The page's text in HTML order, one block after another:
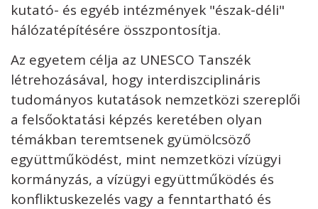
kutató- és egyéb intézmények "észak-déli"
hálózatépítésére összpontosítja.
Az egyetem célja az UNESCO Tanszék
létrehozásával, hogy interdiszciplináris
tudományos kutatások nemzetközi szereplői
a felsőoktatási képzés keretében olyan
témákban teremtsenek gyümölcsöző
együttműködést, mint nemzetközi vízügyi
kormányzás, a vízügyi együttműködés és
konfliktuskezelés vagy a fenntartható és